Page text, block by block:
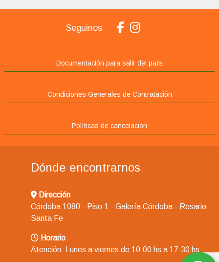
Seguinos
Documentación para salir del país
Condiciones Generales de Contratación
Políticas de cancelación
Dónde encontrarnos
Dirección
Córdoba 1080 - Piso 1 - Galería Córdoba - Rosario -
Santa Fe
Horario
Atención: Lunes a viernes de 10:00 hs a 17:30 hs